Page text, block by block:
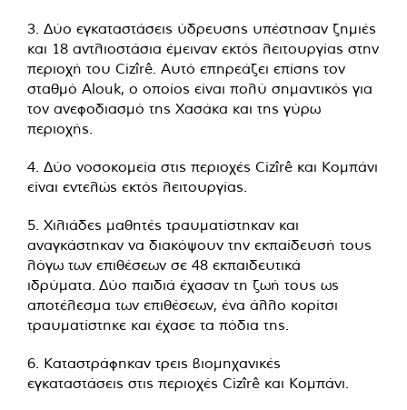
3. Δύο εγκαταστάσεις ύδρευσης υπέστησαν ζημιές
και 18 αντλιοστάσια έμειναν εκτός λειτουργίας στην
περιοχή του Cizîrê. Αυτό επηρεάζει επίσης τον
σταθμό Alouk, ο οποίος είναι πολύ σημαντικός για
τον ανεφοδιασμό της Χασάκα και της γύρω
περιοχής.
4. Δύο νοσοκομεία στις περιοχές Cizîrê και Κομπάνι
είναι εντελώς εκτός λειτουργίας.
5. Χιλιάδες μαθητές τραυματίστηκαν και
αναγκάστηκαν να διακόψουν την εκπαίδευσή τους
λόγω των επιθέσεων σε 48 εκπαιδευτικά
ιδρύματα. Δύο παιδιά έχασαν τη ζωή τους ως
αποτέλεσμα των επιθέσεων, ένα άλλο κορίτσι
τραυματίστηκε και έχασε τα πόδια της.
6. Καταστράφηκαν τρεις βιομηχανικές
εγκαταστάσεις στις περιοχές Cizîrê και Κομπάνι.